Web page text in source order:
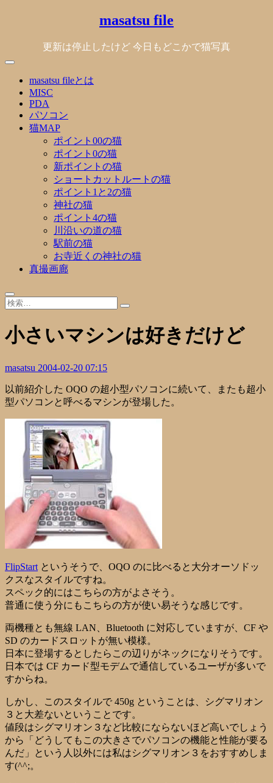
masatsu file
更新は停止したけど 今日もどこかで猫写真
masatsu fileとは
MISC
PDA
パソコン
猫MAP
ポイント00の猫
ポイント0の猫
新ポイントの猫
ショートカットルートの猫
ポイント1と2の猫
神社の猫
ポイント4の猫
川沿いの道の猫
駅前の猫
お寺近くの神社の猫
真撮画廊
小さいマシンは好きだけど
masatsu 2004-02-20 07:15
以前紹介した OQO の超小型パソコンに続いて、またも超小
型パソコンと呼べるマシンが登場した。
FlipStart というそうで、OQO のに比べると大分オーソドッ
クスなスタイルですね。
スペック的にはこちらの方がよさそう。
普通に使う分にもこちらの方が使い易そうな感じです。
両機種とも無線 LAN、Bluetooth に対応していますが、CF や
SD のカードスロットが無い模様。
日本に登場するとしたらこの辺りがネックになりそうです。
日本では CF カード型モデムで通信しているユーザが多いで
すからね。
しかし、このスタイルで 450g ということは、
シグマリオン
３ と大差ないということです。
値段はシグマリオン３など比較にならないほど高いでしょう
から「どうしてもこの大きさでパソコンの機能と性能が要る
んだ」という人以外には私はシグマリオン３をおすすめしま
す(^^;。